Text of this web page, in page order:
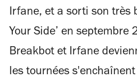
Irfane, et a sorti son très
Your Side’ en
Breakbot et Irfane
les tournées